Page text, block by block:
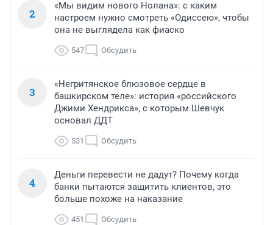
2
«Мы видим нового Нолана»: с каким
настроем нужно смотреть «Одиссею», чтобы
она не выглядела как фиаско
547 Обсудить
3
«Негритянское блюзовое сердце в
башкирском теле»: история «российского
Джими Хендрикса», с которым Шевчук
основал ДДТ
531 Обсудить
4
Деньги перевести не дадут? Почему когда
банки пытаются защитить клиентов, это
больше похоже на наказание
451 Обсудить